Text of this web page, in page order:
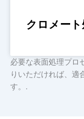
クロメー
必要な表面処理プロ
りいただければ、適
す。.